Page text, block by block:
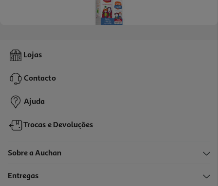
Pack Stop Piolhos Trata E Cuida 100+125ml
24,53 €
-20%
Lojas
Contacto
Ajuda
Trocas e Devoluções
Sobre a Auchan
Entregas